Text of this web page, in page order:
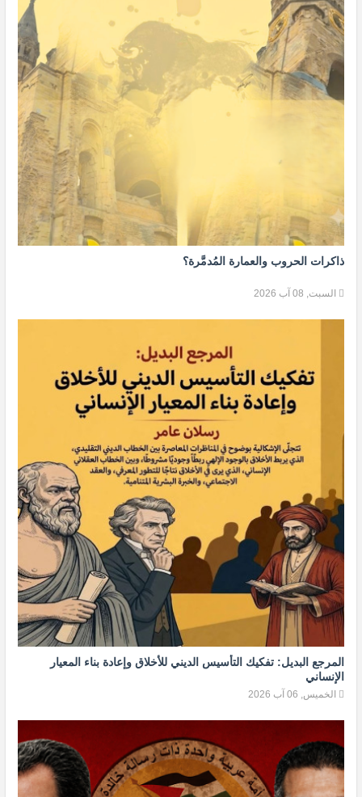
ذاكرات الحروب والعمارة المُدمَّرة؟
السبت, 08 آب 2026
المرجع البديل: تفكيك التأسيس الديني للأخلاق وإعادة بناء المعيار
الإنساني
الخميس, 06 آب 2026